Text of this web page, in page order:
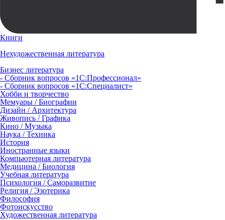
Книги
Нехудожественная литература
Бизнес литература
- Сборник вопросов «1С:Профессионал»
- Сборник вопросов «1С:Специалист»
Хобби и творчество
Мемуары / Биографии
Дизайн / Архитектура
Живопись / Графика
Кино / Музыка
Наука / Техника
История
Иностранные языки
Компьютерная литература
Медицина / Биология
Учебная литература
Психология / Саморазвитие
Религия / Эзотерика
Философия
Фотоискусство
Художественная литература